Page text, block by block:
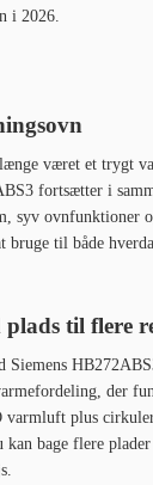
i 2026.
været et trygt
fortsætter i
syv ovnfunktioner
bruge til både
til flere
Siemens
der
varmluft plus
bage flere